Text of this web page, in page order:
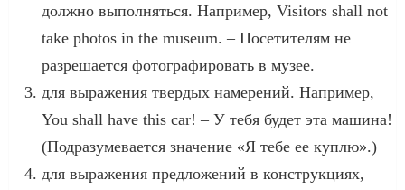
должно выполняться. Например, Visitors shall not
take photos in the museum. – Посетителям не
разрешается фотографировать в музее.
для выражения твердых намерений. Например,
You shall have this car! – У тебя будет эта машина!
(Подразумевается значение «Я тебе ее куплю».)
для выражения предложений в конструкциях,